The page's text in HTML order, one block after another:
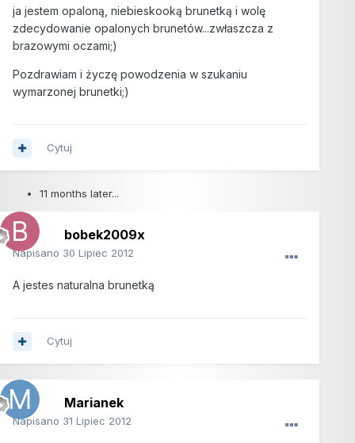
ja jestem opaloną, niebieskooką brunetką i wolę
zdecydowanie opalonych brunetów...zwłaszcza z
brazowymi oczami;)
Pozdrawiam i życzę powodzenia w szukaniu
wymarzonej brunetki;)
Cytuj
11 months later...
bobek2009x
Napisano 30 Lipiec 2012
A jestes naturalna brunetką
Cytuj
Marianek
Napisano 31 Lipiec 2012